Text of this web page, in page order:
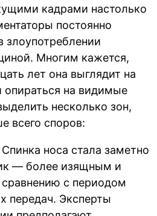
кадрами настолько
постоянно
злоупотреблении
Многим кажется,
лет она выглядит на
опираться на видимые
несколько зон,
всего споров:
Спинка носа стала заметно
— более изящным и
с периодом
передач. Эксперты